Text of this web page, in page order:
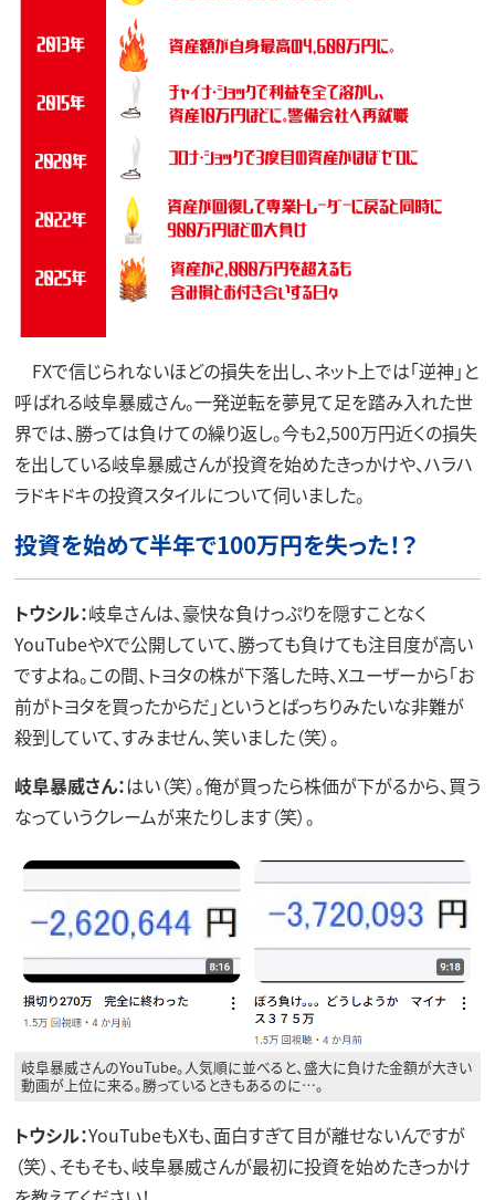
FXで信じられないほどの損失を出し、ネット上では「逆神」と
呼ばれる岐阜暴威さん。一発逆転を夢見て足を踏み入れた世
界では、勝っては負けての繰り返し。今も2,500万円近くの損失
を出している岐阜暴威さんが投資を始めたきっかけや、ハラハ
ラドキドキの投資スタイルについて伺いました。
投資を始めて半年で100万円を失った！？
トウシル：岐阜さんは、豪快な負けっぷりを隠すことなく
YouTubeやXで公開していて、勝っても負けても注目度が高い
ですよね。この間、トヨタの株が下落した時、Xユーザーから「お
前がトヨタを買ったからだ」というとばっちりみたいな非難が
殺到していて、すみません、笑いました（笑）。
岐阜暴威さん：はい（笑）。俺が買ったら株価が下がるから、買う
なっていうクレームが来たりします（笑）。
岐阜暴威さんのYouTube。人気順に並べると、盛大に負けた金額が大きい
動画が上位に来る。勝っているときもあるのに…。
トウシル：YouTubeもXも、面白すぎて目が離せないんですが
（笑）、そもそも、岐阜暴威さんが最初に投資を始めたきっかけ